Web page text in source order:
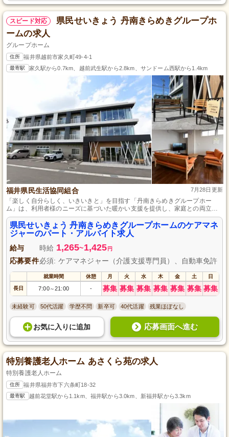
スピード対応
県民せいきょう 丹南きらめきグループホ
ームの求人
グループホーム
住所 福井県越前市家久町49-4-1
最寄駅 家久駅から0.7km、越前武生駅から2.8km、サンドーム西駅から1.4km
福井県民生活協同組合 7月28日更新
「楽しく自分らしく、いきいきと」を目指す「丹南きらめきグループホー
ム」は、利用者様のニーズに基づいた暖かい支援を提供し、家庭との両立も
考慮した運営を行っています。
県民せいきょう 丹南きらめきグループホームのケアマネ
ジャーのパート・アルバイト求人
給与 時給 1,265~1,425 円
応募要件必須: ケアマネジャー（介護支援専門員）、自動車免許
就業時間 休憩 月 火 水 木 金 土 日
長日 7:00～21:00 - 募集 募集 募集 募集 募集 募集 募集
未経験可 50代活躍 学歴不問 新卒可 40代活躍 残業ほぼなし
お気に入り に追加 応募画面へ進む
特別養護老人ホーム あさくら苑の求人
特別養護老人ホーム
住所 福井県福井市下六条町18-32
最寄駅 越前花堂駅から1.1km、福井駅から3.0km、新福井駅から3.3km